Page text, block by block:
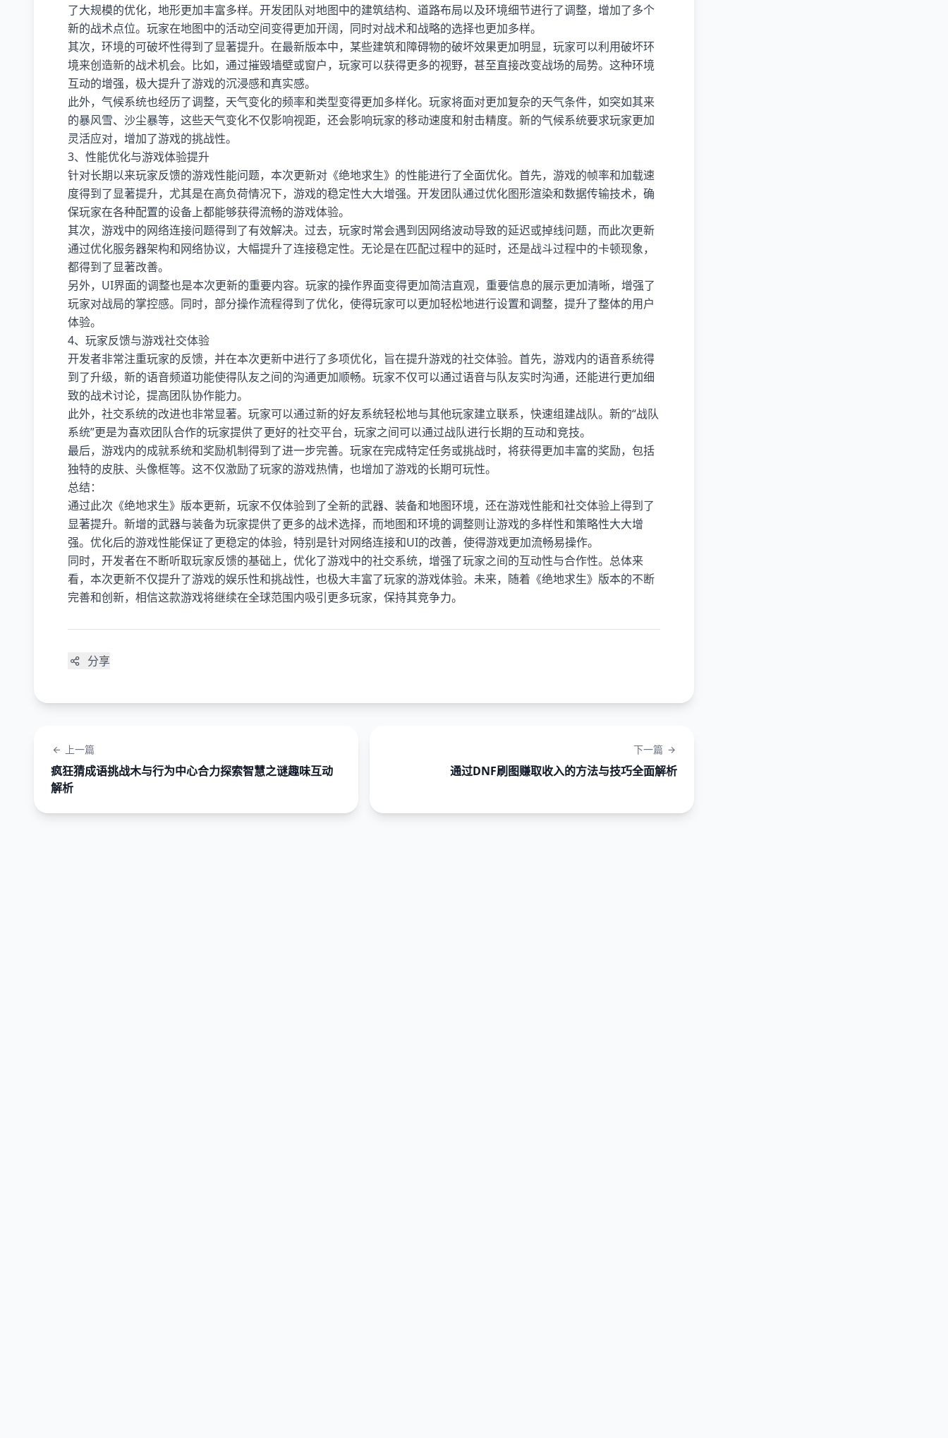
了大规模的优化，地形更加丰富多样。开发团队对地图中的建筑结构、道路布局以及环境细节进行了调整，增加了多个
新的战术点位。玩家在地图中的活动空间变得更加开阔，同时对战术和战略的选择也更加多样。
其次，环境的可破坏性得到了显著提升。在最新版本中，某些建筑和障碍物的破坏效果更加明显，玩家可以利用破坏环
境来创造新的战术机会。比如，通过摧毁墙壁或窗户，玩家可以获得更多的视野，甚至直接改变战场的局势。这种环境
互动的增强，极大提升了游戏的沉浸感和真实感。
此外，气候系统也经历了调整，天气变化的频率和类型变得更加多样化。玩家将面对更加复杂的天气条件，如突如其来
的暴风雪、沙尘暴等，这些天气变化不仅影响视距，还会影响玩家的移动速度和射击精度。新的气候系统要求玩家更加
灵活应对，增加了游戏的挑战性。
3、性能优化与游戏体验提升
针对长期以来玩家反馈的游戏性能问题，本次更新对《绝地求生》的性能进行了全面优化。首先，游戏的帧率和加载速
度得到了显著提升，尤其是在高负荷情况下，游戏的稳定性大大增强。开发团队通过优化图形渲染和数据传输技术，确
保玩家在各种配置的设备上都能够获得流畅的游戏体验。
其次，游戏中的网络连接问题得到了有效解决。过去，玩家时常会遇到因网络波动导致的延迟或掉线问题，而此次更新
通过优化服务器架构和网络协议，大幅提升了连接稳定性。无论是在匹配过程中的延时，还是战斗过程中的卡顿现象，
都得到了显著改善。
另外，UI界面的调整也是本次更新的重要内容。玩家的操作界面变得更加简洁直观，重要信息的展示更加清晰，增强了
玩家对战局的掌控感。同时，部分操作流程得到了优化，使得玩家可以更加轻松地进行设置和调整，提升了整体的用户
体验。
4、玩家反馈与游戏社交体验
开发者非常注重玩家的反馈，并在本次更新中进行了多项优化，旨在提升游戏的社交体验。首先，游戏内的语音系统得
到了升级，新的语音频道功能使得队友之间的沟通更加顺畅。玩家不仅可以通过语音与队友实时沟通，还能进行更加细
致的战术讨论，提高团队协作能力。
此外，社交系统的改进也非常显著。玩家可以通过新的好友系统轻松地与其他玩家建立联系，快速组建战队。新的“战队
系统”更是为喜欢团队合作的玩家提供了更好的社交平台，玩家之间可以通过战队进行长期的互动和竞技。
最后，游戏内的成就系统和奖励机制得到了进一步完善。玩家在完成特定任务或挑战时，将获得更加丰富的奖励，包括
独特的皮肤、头像框等。这不仅激励了玩家的游戏热情，也增加了游戏的长期可玩性。
总结：
通过此次《绝地求生》版本更新，玩家不仅体验到了全新的武器、装备和地图环境，还在游戏性能和社交体验上得到了
显著提升。新增的武器与装备为玩家提供了更多的战术选择，而地图和环境的调整则让游戏的多样性和策略性大大增
强。优化后的游戏性能保证了更稳定的体验，特别是针对网络连接和UI的改善，使得游戏更加流畅易操作。
同时，开发者在不断听取玩家反馈的基础上，优化了游戏中的社交系统，增强了玩家之间的互动性与合作性。总体来
看，本次更新不仅提升了游戏的娱乐性和挑战性，也极大丰富了玩家的游戏体验。未来，随着《绝地求生》版本的不断
完善和创新，相信这款游戏将继续在全球范围内吸引更多玩家，保持其竞争力。
分享
上一篇
疯狂猜成语挑战木与行为中心合力探索智慧之谜趣味互动
解析
下一篇
通过DNF刷图赚取收入的方法与技巧全面解析